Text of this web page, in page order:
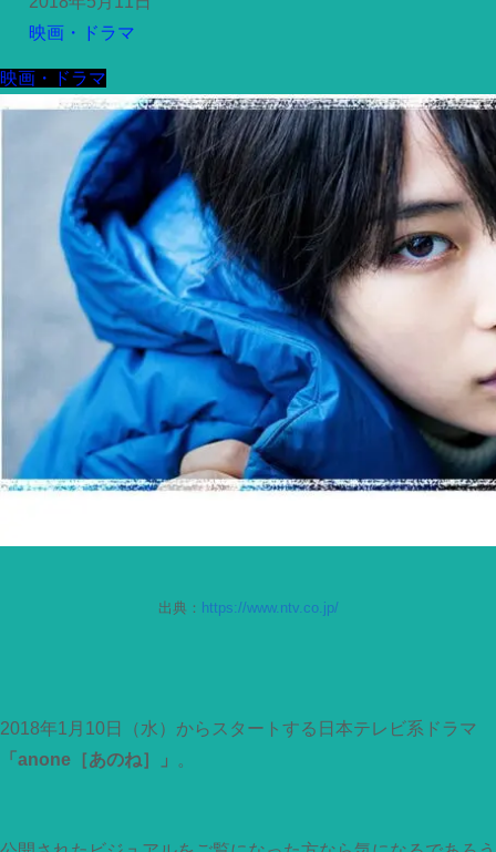
映画・ドラマ
映画・ドラマ
出典： https://www.ntv.co.jp/
2018年1月10日（水）からスタートする日本テレビ系ドラマ
「anone［あのね］」
。